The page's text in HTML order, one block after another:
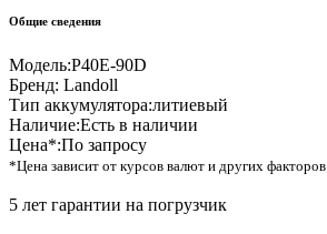
Общие сведения
Модель:P40E-90D
Бренд: Landoll
Тип аккумулятора:литиевый
Наличие:Есть в наличии
Цена*:По запросу
*Цена зависит от курсов валют и других факторов
5 лет гарантии на погрузчик